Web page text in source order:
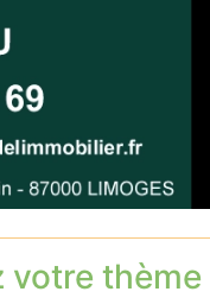
votre thème